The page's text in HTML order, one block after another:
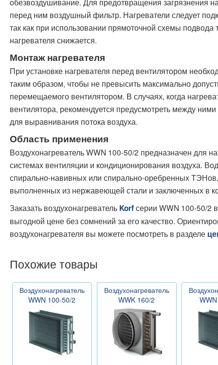
перед ним воздушный фильтр. Нагреватели следует
так как при использовании прямоточной схемы подвода
нагревателя снижается.
Монтаж нагревателя
При установке нагревателя перед вентилятором
таким образом, чтобы не превысить максимально
перемещаемого вентилятором. В случаях, когда
вентилятора, рекомендуется предусмотреть между
для выравнивания потока воздуха.
Область применения
Воздухонагреватель WWN 100-50/2 предназначен для
системах вентиляции и кондиционирования воздуха.
спирально-навивных или спирально-оребренных
выполненных из нержавеющей стали и заключенных в
Заказать воздухонагреватель Korfсерии WWN 100-50/2
выгодной цене без сомнений за его качество.
воздухонагревателя вы можете посмотреть в разделе
Похожие товары
Воздухонагреватель
WWN 100-50/2
Воздухонагреватель
WWK 160/2